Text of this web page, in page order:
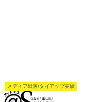
メディア出演/タイアップ実績